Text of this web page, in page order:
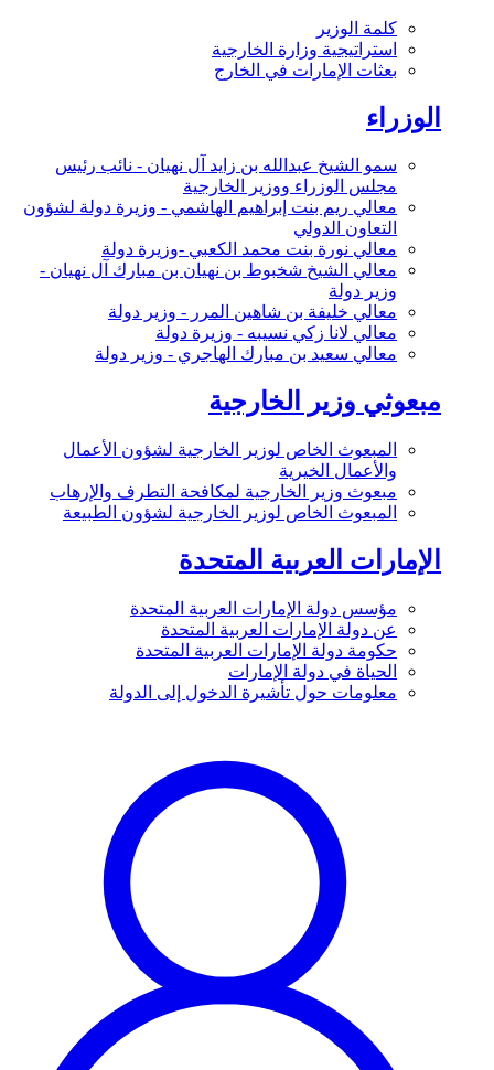
كلمة الوزير
استراتيجية وزارة الخارجية
بعثات الإمارات في الخارج
الوزراء
سمو الشيخ عبدالله بن زايد آل نهيان - نائب رئيس
مجلس الوزراء ووزير الخارجية
معالي ريم بنت إبراهيم الهاشمي - وزيرة دولة لشؤون
التعاون الدولي
معالي نورة بنت محمد الكعبي -وزيرة دولة
معالي الشيخ شخبوط بن نهيان بن مبارك آل نهيان -
وزير دولة
معالي خليفة بن شاهين المرر - وزير دولة
معالي لانا زكي نسيبه - وزيرة دولة
معالي سعيد بن مبارك الهاجري - وزير دولة
مبعوثي وزير الخارجية
المبعوث الخاص لوزير الخارجية لشؤون الأعمال
والأعمال الخيرية
مبعوث وزير الخارجية لمكافحة التطرف والإرهاب
المبعوث الخاص لوزير الخارجية لشؤون الطبيعة
الإمارات العربية المتحدة
مؤسس دولة الإمارات العربية المتحدة
عن دولة الإمارات العربية المتحدة
حكومة دولة الإمارات العربية المتحدة
الحياة في دولة الإمارات
معلومات حول تأشيرة الدخول إلى الدولة